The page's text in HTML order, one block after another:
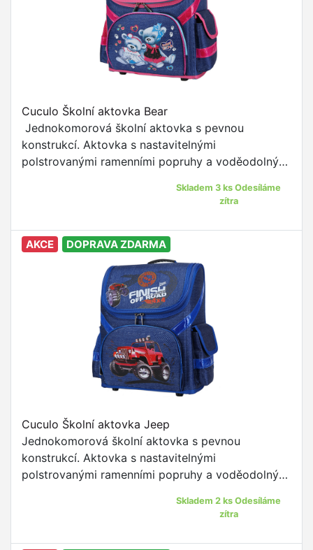
Cuculo Školní aktovka Bear
Jednokomorová školní aktovka s pevnou
konstrukcí. Aktovka s nastavitelnými
polstrovanými ramenními popruhy a voděodolným
Skladem 3 ks Odesíláme
zítra
AKCE DOPRAVA ZDARMA
Cuculo Školní aktovka Jeep
Jednokomorová školní aktovka s pevnou
konstrukcí. Aktovka s nastavitelnými
polstrovanými ramenními popruhy a voděodolným
Skladem 2 ks Odesíláme
zítra